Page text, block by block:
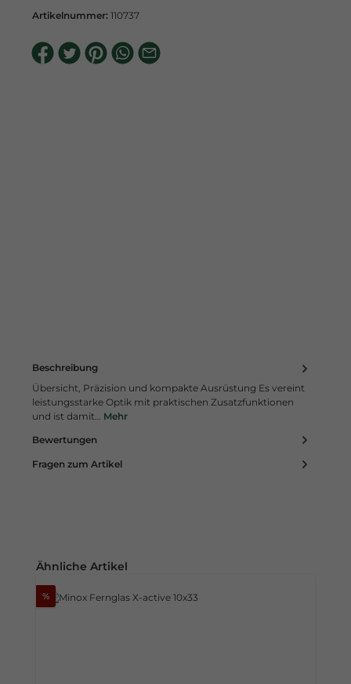
Artikelnummer: 110737
Beschreibung
Übersicht, Präzision und kompakte Ausrüstung Es vereint
leistungsstarke Optik mit praktischen Zusatzfunktionen
und ist damit… Mehr
Bewertungen
Fragen zum Artikel
Produktgalerie überspringen
Ähnliche Artikel
%